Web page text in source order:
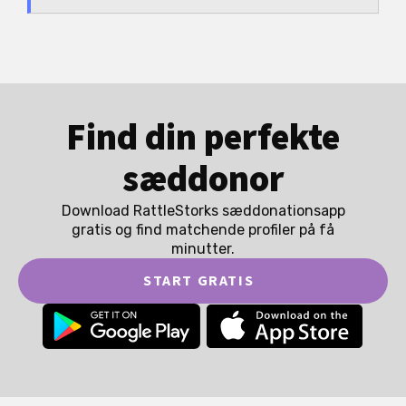
Find din perfekte
sæddonor
Download RattleStorks sæddonationsapp
gratis og find matchende profiler på få
minutter.
START GRATIS